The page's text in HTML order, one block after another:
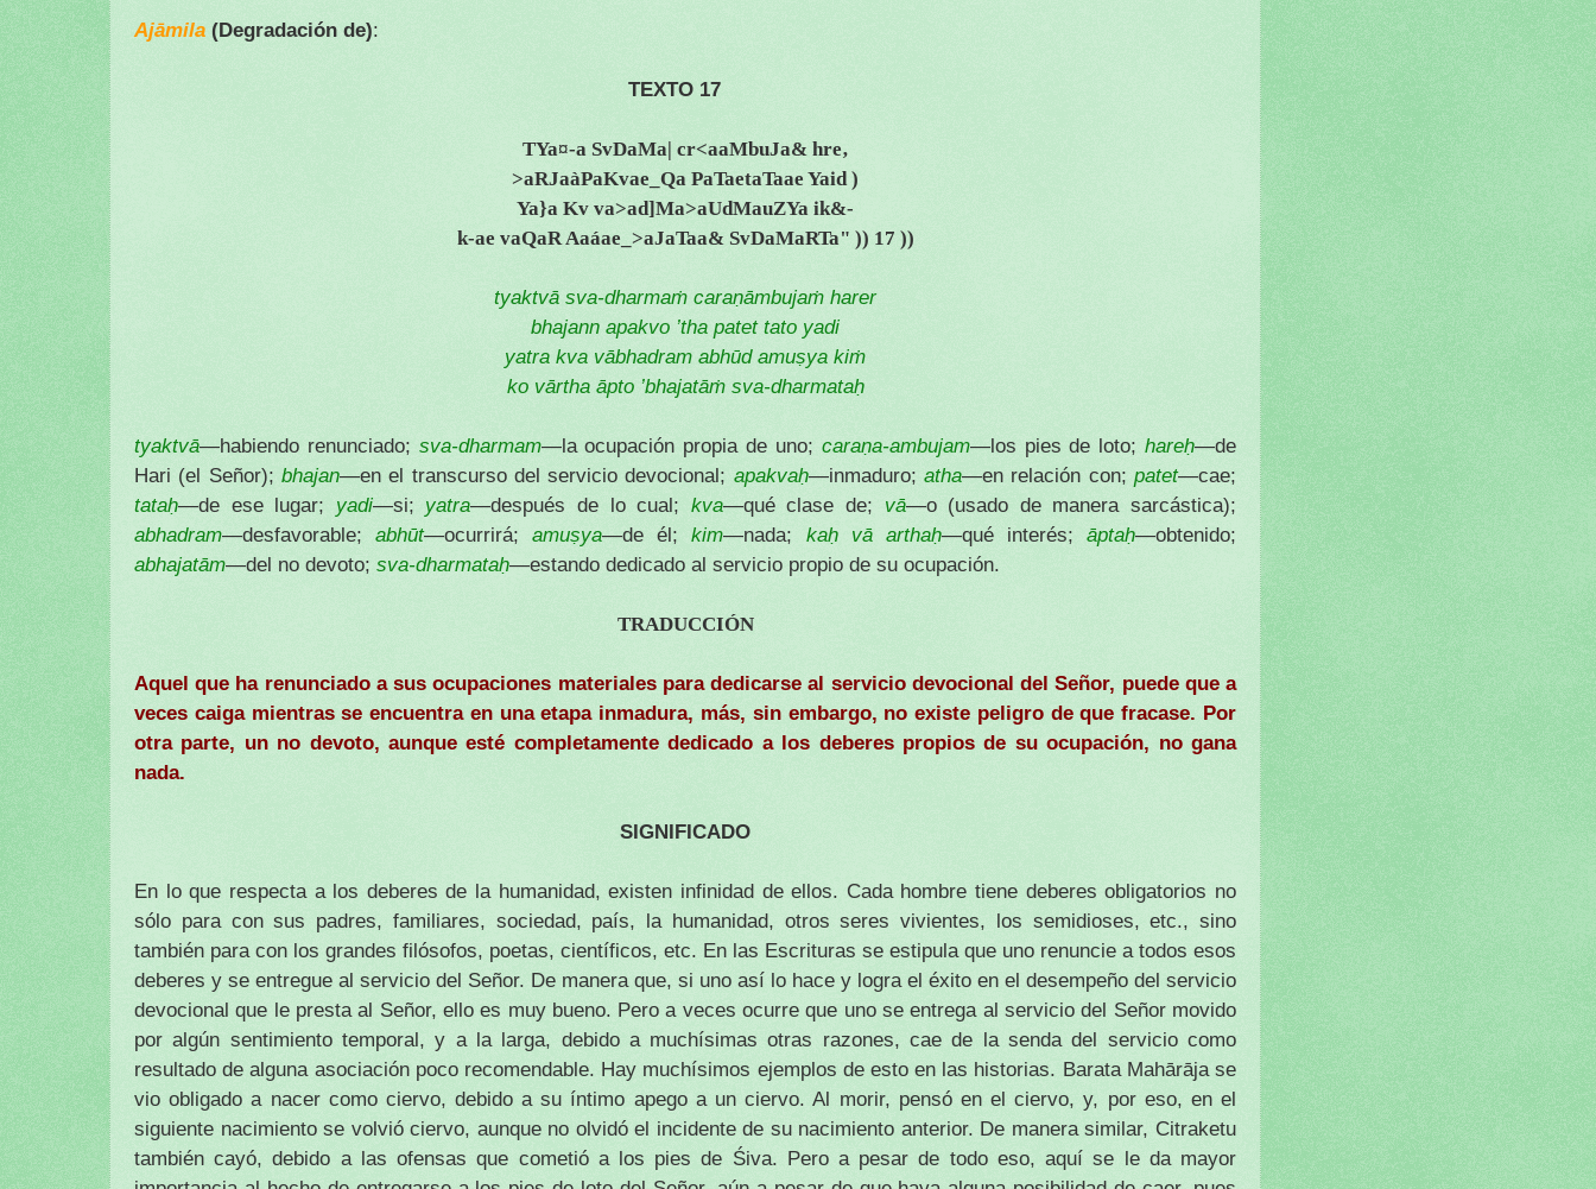
Ajāmila (Degradación de):
TEXTO 17
TYa¤-a SvDaMa| cr<aaMbuJa& hre‚
>aRJaàPaKvae_Qa PaTaetaTaae Yaid )
Ya}a Kv va>ad]Ma>aUdMauZYa ik&-
k-ae vaQaR Aaáae_>aJaTaa& SvDaMaRTa" )) 17 ))
tyaktvā sva-dharmaṁ caraṇāmbujaṁ harer
bhajann apakvo ’tha patet tato yadi
yatra kva vābhadram abhūd amuṣya kiṁ
ko vārtha āpto ’bhajatāṁ sva-dharmataḥ
tyaktvā—habiendo renunciado; sva-dharmam—la ocupación propia de uno; caraṇa-ambujam—los pies de loto;hareḥ—de
Hari (el Señor); bhajan—en el transcurso del servicio devocional; apakvaḥ—inmaduro;atha—en relación con;patet—cae;
tataḥ—de ese lugar; yadi—si; yatra—después de lo cual; kva—qué clase de; vā—o (usado de manera sarcástica);
abhadram—desfavorable;abhūt—ocurrirá;amuṣya—de él;kim—nada; kaḥ vā arthaḥ—qué interés;āptaḥ—obtenido;
abhajatām—del no devoto; sva-dharmataḥ—estando dedicado al servicio propio de su ocupación.
TRADUCCIÓN
Aquel que ha renunciado a sus ocupaciones materiales para dedicarse al servicio devocional del Señor, puede que a
veces caiga mientras se encuentra en una etapa inmadura, más, sin embargo, no existe peligro de que fracase. Por
otra parte, un no devoto, aunque esté completamente dedicado a los deberes propios de su ocupación, no gana
nada.
SIGNIFICADO
En lo que respecta a los deberes de la humanidad, existen infinidad de ellos. Cada hombre tiene deberes obligatorios no
sólo para con sus padres, familiares, sociedad, país, la humanidad, otros seres vivientes, los semidioses, etc., sino
también para con los grandes filósofos, poetas, científicos, etc. En las Escrituras se estipula que uno renuncie a todos esos
deberes y se entregue al servicio del Señor. De manera que, si uno así lo hace y logra el éxito en el desempeño del servicio
devocional que le presta al Señor, ello es muy bueno. Pero a veces ocurre que uno se entrega al servicio del Señor movido
por algún sentimiento temporal, y a la larga, debido a muchísimas otras razones, cae de la senda del servicio como
resultado de alguna asociación poco recomendable. Hay muchísimos ejemplos de esto en las historias. Barata Mahārāja se
vio obligado a nacer como ciervo, debido a su íntimo apego a un ciervo. Al morir, pensó en el ciervo, y, por eso, en el
siguiente nacimiento se volvió ciervo, aunque no olvidó el incidente de su nacimiento anterior. De manera similar, Citraketu
también cayó, debido a las ofensas que cometió a los pies de Śiva. Pero a pesar de todo eso, aquí se le da mayor